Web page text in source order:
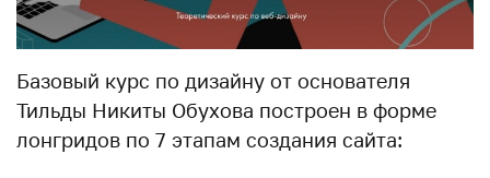
Базовый курс по дизайну от основателя
Тильды Никиты Обухова построен в форме
лонгридов по 7 этапам создания сайта: